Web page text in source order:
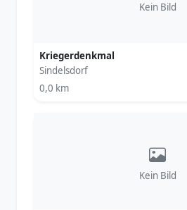
Kein Bild
Kriegerdenkmal
Sindelsdorf
0,0 km
Kein Bild